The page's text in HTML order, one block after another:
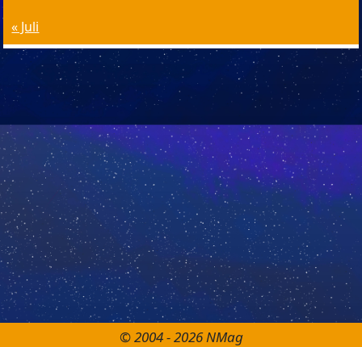
« Juli
© 2004 - 2026 NMag